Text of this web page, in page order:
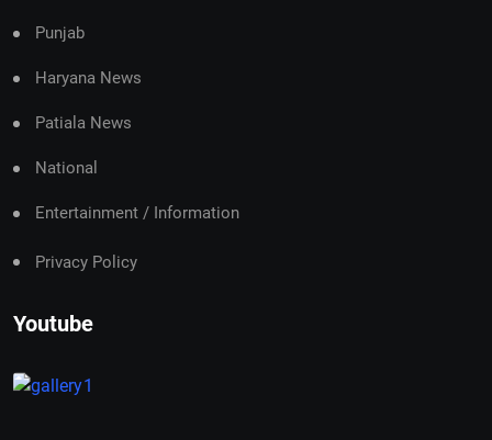
Punjab
Haryana News
Patiala News
National
Entertainment / Information
Privacy Policy
Youtube